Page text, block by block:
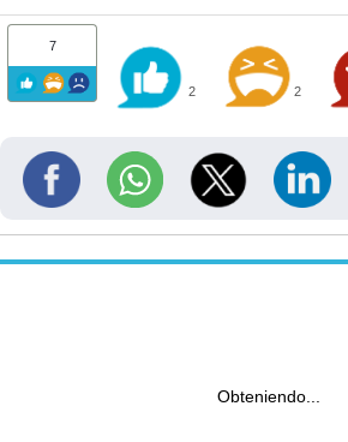
7
2 2
Obteniendo...